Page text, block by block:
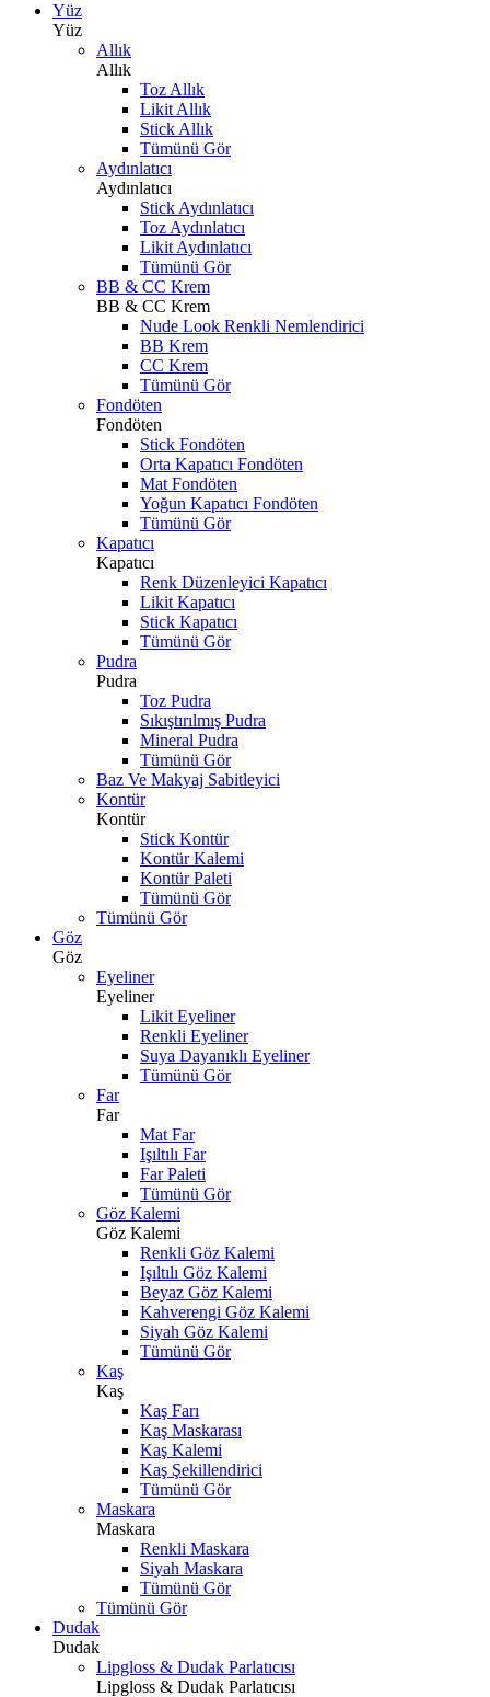
Yüz
Yüz
Allık
Allık
Toz Allık
Likit Allık
Stick Allık
Tümünü Gör
Aydınlatıcı
Aydınlatıcı
Stick Aydınlatıcı
Toz Aydınlatıcı
Likit Aydınlatıcı
Tümünü Gör
BB & CC Krem
BB & CC Krem
Nude Look Renkli Nemlendirici
BB Krem
CC Krem
Tümünü Gör
Fondöten
Fondöten
Stick Fondöten
Orta Kapatıcı Fondöten
Mat Fondöten
Yoğun Kapatıcı Fondöten
Tümünü Gör
Kapatıcı
Kapatıcı
Renk Düzenleyici Kapatıcı
Likit Kapatıcı
Stick Kapatıcı
Tümünü Gör
Pudra
Pudra
Toz Pudra
Sıkıştırılmış Pudra
Mineral Pudra
Tümünü Gör
Baz Ve Makyaj Sabitleyici
Kontür
Kontür
Stick Kontür
Kontür Kalemi
Kontür Paleti
Tümünü Gör
Tümünü Gör
Göz
Göz
Eyeliner
Eyeliner
Likit Eyeliner
Renkli Eyeliner
Suya Dayanıklı Eyeliner
Tümünü Gör
Far
Far
Mat Far
Işıltılı Far
Far Paleti
Tümünü Gör
Göz Kalemi
Göz Kalemi
Renkli Göz Kalemi
Işıltılı Göz Kalemi
Beyaz Göz Kalemi
Kahverengi Göz Kalemi
Siyah Göz Kalemi
Tümünü Gör
Kaş
Kaş
Kaş Farı
Kaş Maskarası
Kaş Kalemi
Kaş Şekillendirici
Tümünü Gör
Maskara
Maskara
Renkli Maskara
Siyah Maskara
Tümünü Gör
Tümünü Gör
Dudak
Dudak
Lipgloss & Dudak Parlatıcısı
Lipgloss & Dudak Parlatıcısı